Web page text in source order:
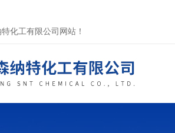
化工有限公司网站！